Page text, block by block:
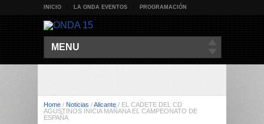
INICIO LA ONDA EVENTOS PROGRAMACIÓN
MENU
Home / Noticias /Alicante / EL CADETE DEL CD
AGUSTINOS INICIA MAÑANA EL CAMPEONATO DE
ESPAÑA